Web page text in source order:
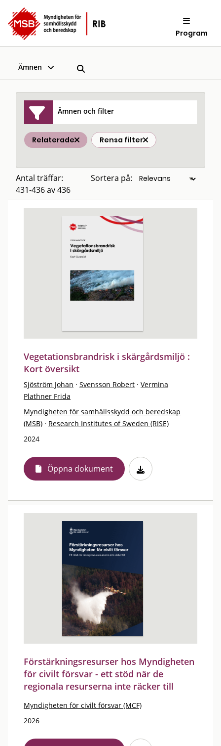
Program
Ämnen
Ämnen och filter
Relaterade Rensa filter
Antal träffar:
431-436 av 436
Sortera på:
Vegetationsbrandrisk i skärgårdsmiljö :
Kort översikt
Sjöström Johan · Svensson Robert · Vermina
Plathner Frida
Myndigheten för samhällsskydd och beredskap
(MSB) · Research Institutes of Sweden (RISE)
2024
Öppna dokument
Förstärkningsresurser hos Myndigheten
för civilt försvar - ett stöd när de
regionala resurserna inte räcker till
Myndigheten för civilt försvar (MCF)
2026